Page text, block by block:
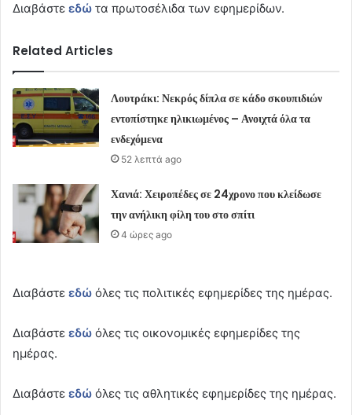
Διαβάστε εδώ τα πρωτοσέλιδα των εφημερίδων.
Related Articles
Λουτράκι: Νεκρός δίπλα σε κάδο σκουπιδιών
εντοπίστηκε ηλικιωμένος – Ανοιχτά όλα τα
ενδεχόμενα
52 λεπτά ago
Χανιά: Χειροπέδες σε 24χρονο που κλείδωσε
την ανήλικη φίλη του στο σπίτι
4 ώρες ago
Διαβάστε εδώ όλες τις πολιτικές εφημερίδες της ημέρας.
Διαβάστε εδώ όλες τις οικονομικές εφημερίδες της
ημέρας.
Διαβάστε εδώ όλες τις αθλητικές εφημερίδες της ημέρας.